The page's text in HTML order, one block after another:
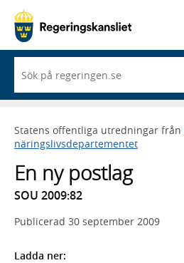
du
börjar
skriva
framträder
en
med
sökförslag
Statens offentliga utredningar från
näringslivsdepartementet
En ny postlag
SOU 2009:82
Publicerad 30 september 2009
Ladda ner: